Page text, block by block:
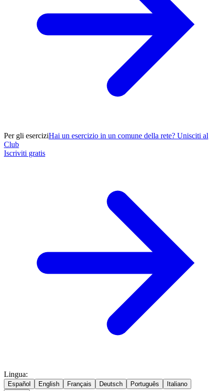
Per gli eserciziHai un esercizio in un comune della rete? Unisciti al
Club
Iscriviti gratis
Lingua:
Español English Français Deutsch Português
Italiano